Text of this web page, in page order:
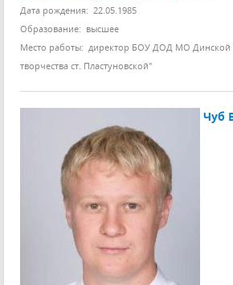
Дата рождения: 22.05.1985
Образование: высшее
Место работы: директор БОУ ДОД МО Динской
творчества ст. Пластуновской"
Чуб